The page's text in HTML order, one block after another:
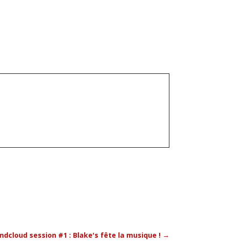
session #1 : Blake's fête la musique !→